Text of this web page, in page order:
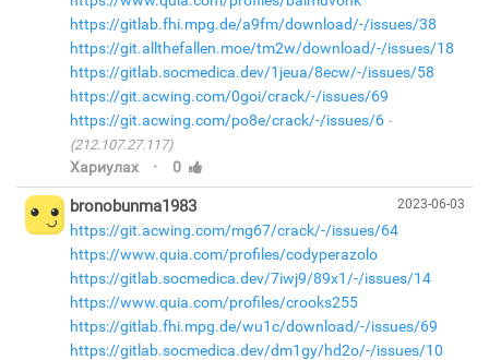
https://gitlab.fhi.mpg.de/a9fm/download/-/issues/38
https://git.allthefallen.moe/tm2w/download/-/issues/18
https://gitlab.socmedica.dev/1jeua/8ecw/-/issues/58
https://git.acwing.com/0goi/crack/-/issues/69
https://git.acwing.com/po8e/crack/-/issues/6
(212.107.27.117)
Хариулах · 0
2023-06-03
bronobunma1983
https://git.acwing.com/mg67/crack/-/issues/64
https://www.quia.com/profiles/codyperazolo
https://gitlab.socmedica.dev/7iwj9/89x1/-/issues/14
https://www.quia.com/profiles/crooks255
https://gitlab.fhi.mpg.de/wu1c/download/-/issues/69
https://gitlab.socmedica.dev/dm1gy/hd2o/-/issues/10